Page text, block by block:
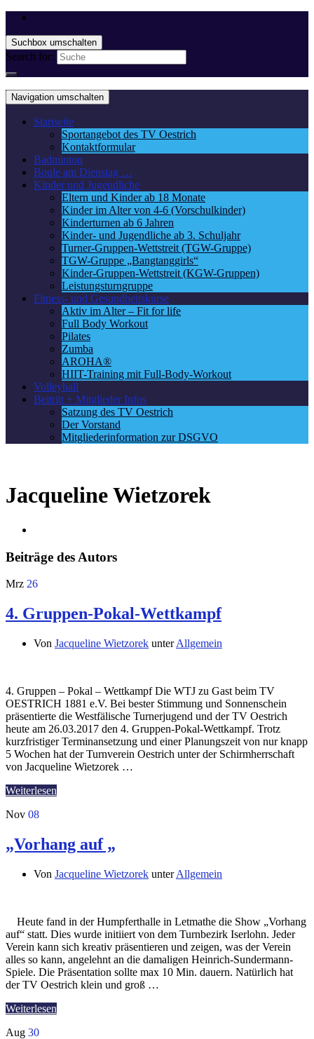
Suchbox umschalten
Search for:
Navigation umschalten
Startseite
Sportangebot des TV Oestrich
Kontaktformular
Badminton
Boule am Dienstag …
Kinder und Jugendliche
Eltern und Kinder ab 18 Monate
Kinder im Alter von 4-6 (Vorschulkinder)
Kinderturnen ab 6 Jahren
Kinder- und Jugendliche ab 3. Schuljahr
Turner-Gruppen-Wettstreit (TGW-Gruppe)
TGW-Gruppe „Bangtanggirls“
Kinder-Gruppen-Wettstreit (KGW-Gruppen)
Leistungsturngruppe
Fitness- und Gesundheitskurse
Aktiv im Alter – Fit for life
Full Body Workout
Pilates
Zumba
AROHA®
HIIT-Training mit Full-Body-Workout
Volleyball
Beitritt + Mitglieder Infos
Satzung des TV Oestrich
Der Vorstand
Mitgliederinformation zur DSGVO
Jacqueline Wietzorek
Beiträge des Autors
Mrz 26
4. Gruppen-Pokal-Wettkampf
Von Jacqueline Wietzorek unterAllgemein
4. Gruppen – Pokal – Wettkampf Die WTJ zu Gast beim TV
OESTRICH 1881 e.V. Bei bester Stimmung und Sonnenschein
präsentierte die Westfälische Turnerjugend und der TV Oestrich
heute am 26.03.2017 den 4. Gruppen-Pokal-Wettkampf. Trotz
kurzfristiger Terminansetzung und einer Planungszeit von nur knapp
5 Wochen hat der Turnverein Oestrich unter der Schirmherrschaft
von Jacqueline Wietzorek …
Weiterlesen
Nov 08
„Vorhang auf „
Von Jacqueline Wietzorek unterAllgemein
Heute fand in der Humpferthalle in Letmathe die Show „Vorhang
auf“ statt. Dies wurde initiiert von dem Turnbezirk Iserlohn. Jeder
Verein kann sich kreativ präsentieren und zeigen, was der Verein
alles so kann, angelehnt an die damaligen Heinrich-Sundermann-
Spiele. Die Präsentation sollte max 10 Min. dauern. Natürlich hat
der TV Oestrich klein und groß …
Weiterlesen
Aug 30